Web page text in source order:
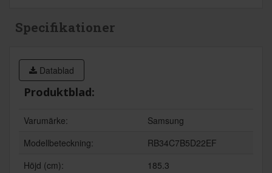
Specifikationer
Datablad
Produktblad:
Varumärke:
Samsung
Modellbeteckning:
RB34C7B5D22EF
Höjd (cm):
185.3